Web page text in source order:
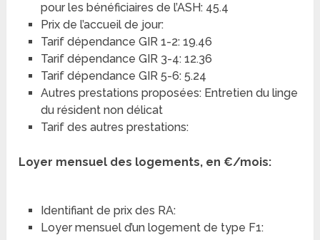
pour les bénéficiaires de l’ASH: 45.4
Prix de l’accueil de jour:
Tarif dépendance GIR 1-2: 19.46
Tarif dépendance GIR 3-4: 12.36
Tarif dépendance GIR 5-6: 5.24
Autres prestations proposées: Entretien du linge
du résident non délicat
Tarif des autres prestations:
Loyer mensuel des logements, en €/mois:
Identifiant de prix des RA:
Loyer mensuel d’un logement de type F1: